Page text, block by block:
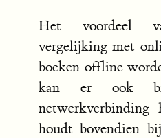
Het voordeel
vergelijking met
boeken offline
kan er ook
netwerkverbinding
houdt bovendien